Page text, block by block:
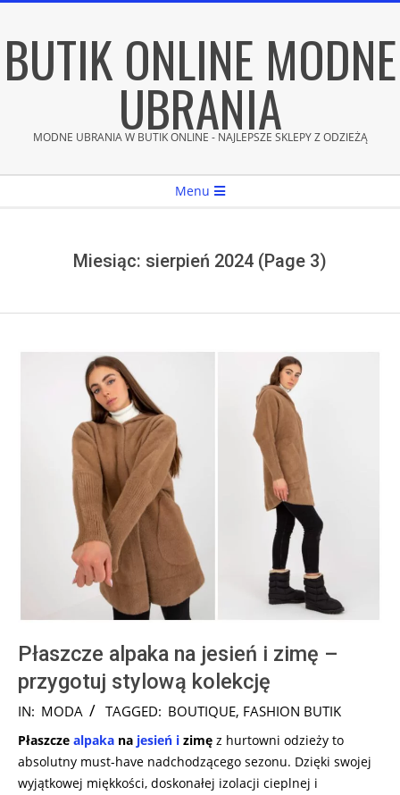
content
BUTIK ONLINE MODNE
UBRANIA
MODNE UBRANIA W BUTIK ONLINE - NAJLEPSZE SKLEPY Z ODZIEŻĄ
Menu
Miesiąc: sierpień 2024 (Page 3)
Płaszcze alpaka na jesień i zimę –
przygotuj stylową kolekcję
2024-
07
IN: MODA TAGGED: BOUTIQUE, FASHION BUTIK
Płaszcze alpaka na jesień i zimę z hurtowni odzieży to
absolutny must-have nadchodzącego sezonu. Dzięki swojej
wyjątkowej miękkości, doskonałej izolacji cieplnej i